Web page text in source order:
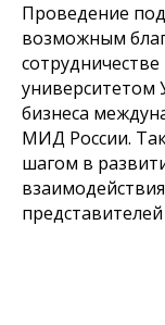
Проведение
возможным
университетом
бизнеса
МИД России.
шагом в